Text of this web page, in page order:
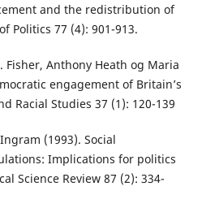
and the redistribution of
Politics 77 (4): 901-913.
Fisher, Anthony Heath og Maria
engagement of Britain’s
Racial Studies 37 (1): 120-139
(1993). Social
Implications for politics
Science Review 87 (2): 334-